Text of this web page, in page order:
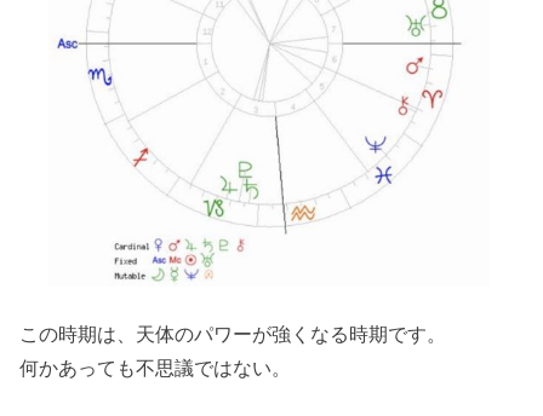
この時期は、天体のパワーが強くなる時期です。
何かあっても不思議ではない。